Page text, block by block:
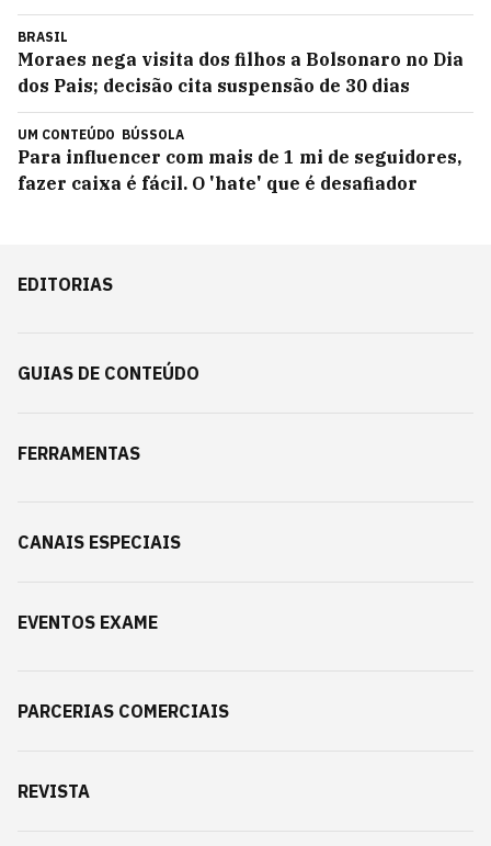
BRASIL
Moraes nega visita dos filhos a Bolsonaro no Dia
dos Pais; decisão cita suspensão de 30 dias
UM CONTEÚDO BÚSSOLA
Para influencer com mais de 1 mi de seguidores,
fazer caixa é fácil. O 'hate' que é desafiador
EDITORIAS
GUIAS DE CONTEÚDO
FERRAMENTAS
CANAIS ESPECIAIS
EVENTOS EXAME
PARCERIAS COMERCIAIS
REVISTA